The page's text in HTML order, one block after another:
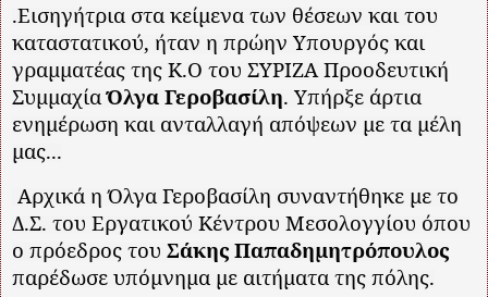
.Εισηγήτρια στα κείμενα των θέσεων και του
καταστατικού, ήταν η πρώην Υπουργός και
γραμματέας της Κ.Ο του ΣΥΡΙΖΑ Προοδευτική
ΣυμμαχίαΌλγα Γεροβασίλη. Υπήρξε άρτια
ενημέρωση και ανταλλαγή απόψεων με τα μέλη
μας...
Αρχικά η Όλγα Γεροβασίλη συναντήθηκε με το
Δ.Σ. του Εργατικού Κέντρου Μεσολογγίου όπου
ο πρόεδρος του Σάκης Παπαδημητρόπουλος
παρέδωσε υπόμνημα με αιτήματα της πόλης.